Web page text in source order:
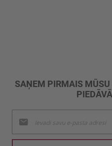
SAŅEM PIRMAIS
jaunumu
saņemšanai: